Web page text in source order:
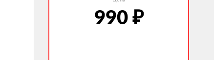
990 ₽